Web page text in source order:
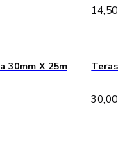
30mm X 25m